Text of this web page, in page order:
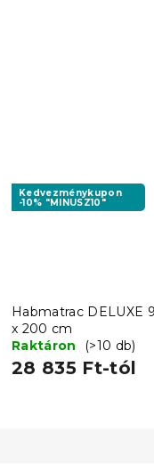
Kedvezménykupon
-10% "MINUSZ10"
Habmatrac DELUXE
x 200 cm
Raktáron
(>10 db)
28 835 Ft-tól